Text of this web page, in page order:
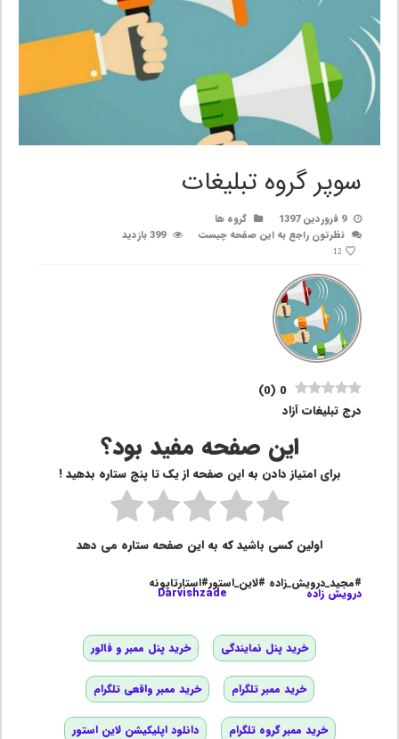
سوپر گروه تبلیغات
9 فروردین 1397
گروه ها
نظرتون راجع به این صفحه چیست
399 بازدید
12
0
(
0
)
درج تبلیغات آزاد
این صفحه مفید بود؟
برای امتیاز دادن به این صفحه از یک تا پنج ستاره بدهید !
اولین کسی باشید که به این صفحه ستاره می دهد
#مجید_درویش_زاده #لاین_استور#استارتاپونه
درویش زاده Darvishzade
خرید پنل نمایندگی خرید پنل ممبر و فالور
خرید ممبر تلگرام خرید ممبر واقعی تلگرام
خرید ممبر گروه تلگرام دانلود اپلیکیشن لاین استور